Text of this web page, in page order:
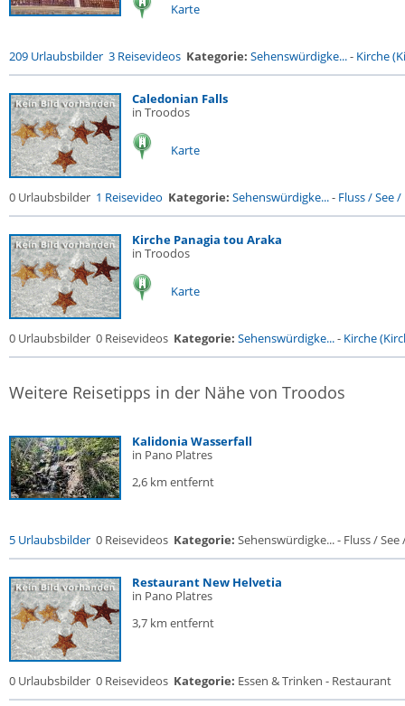
Karte
209 Urlaubsbilder 3 Reisevideos Kategorie: Sehenswürdigke...- Kirche
Caledonian Falls
in Troodos
Karte
0 Urlaubsbilder 1 Reisevideo Kategorie: Sehenswürdigke...- Fluss / See /
Kirche Panagia tou Araka
in Troodos
Karte
0 Urlaubsbilder 0 Reisevideos Kategorie: Sehenswürdigke...- Kirche
Weitere Reisetipps in der Nähe von Troodos
Kalidonia Wasserfall
in Pano Platres
2,6 km entfernt
5 Urlaubsbilder 0 Reisevideos Kategorie: Sehenswürdigke... - Fluss / See
Restaurant New Helvetia
in Pano Platres
3,7 km entfernt
0 Urlaubsbilder 0 Reisevideos Kategorie: Essen & Trinken - Restaurant